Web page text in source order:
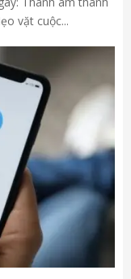
vặt cuộc...